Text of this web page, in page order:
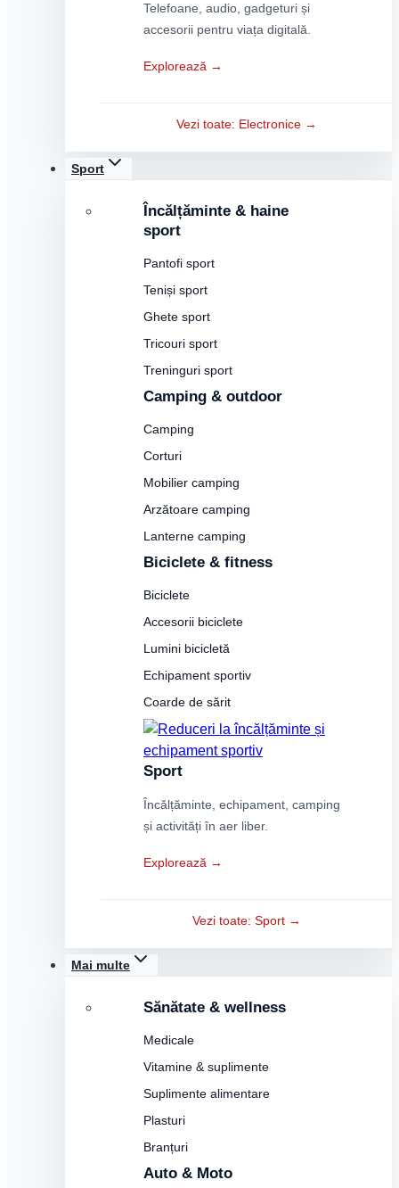
Telefoane, audio, gadgeturi și
accesorii pentru viața digitală.
Explorează →
Vezi toate: Electronice →
Sport
Încălțăminte & haine
sport
Pantofi sport
Teniși sport
Ghete sport
Tricouri sport
Treninguri sport
Camping & outdoor
Camping
Corturi
Mobilier camping
Arzătoare camping
Lanterne camping
Biciclete & fitness
Biciclete
Accesorii biciclete
Lumini bicicletă
Echipament sportiv
Coarde de sărit
Sport
Încălțăminte, echipament, camping
și activități în aer liber.
Explorează →
Vezi toate: Sport →
Mai multe
Sănătate & wellness
Medicale
Vitamine & suplimente
Suplimente alimentare
Plasturi
Branțuri
Auto & Moto